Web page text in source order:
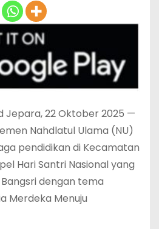
Jepara, 22 Oktober 2025 —
Nahdlatul Ulama (NU)
pendidikan di Kecamatan
Hari Santri Nasional yang
dengan tema
Merdeka Menuju